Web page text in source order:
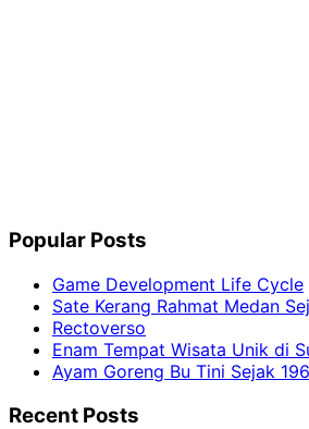
Popular Posts
Game Development Life Cycle
Sate Kerang Rahmat Medan
Rectoverso
Enam Tempat Wisata Unik di
Ayam Goreng Bu Tini Sejak
Recent Posts